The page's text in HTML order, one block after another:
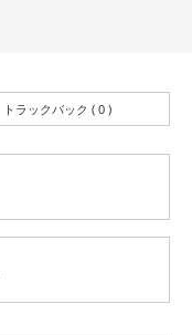
トラックバック ( 0 )